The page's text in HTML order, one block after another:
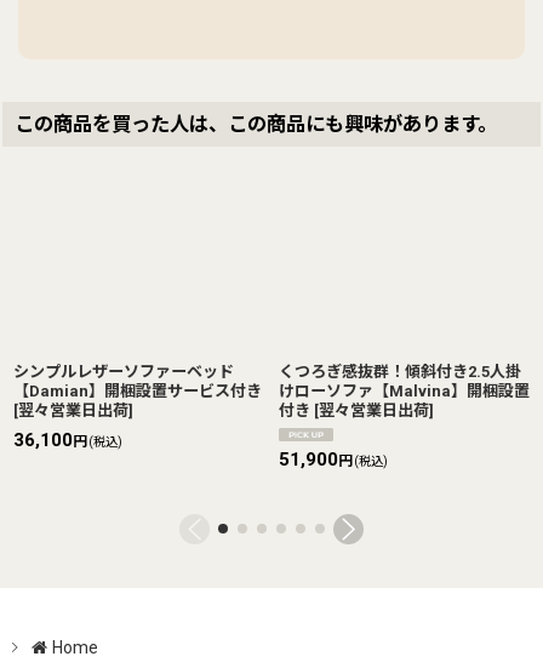
この商品を買った人は、この商品にも興味があります。
シンプルレザーソファーベッド
【Damian】開梱設置サービス付き
[翌々営業日出荷]
36,100円 (税込)
くつろぎ感抜群！傾斜付き2.5人掛
けローソファ【Malvina】開梱設置
付き [翌々営業日出荷]
51,900円 (税込)
Home